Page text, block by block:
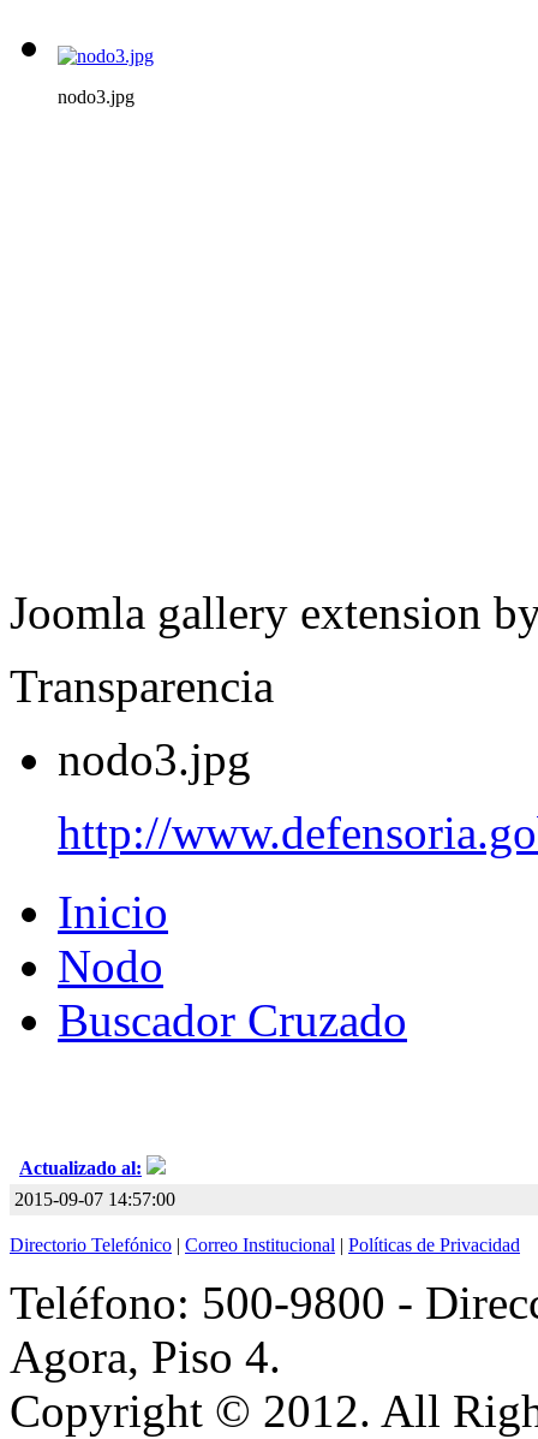
nodo3.jpg
Joomla gallery extension
Transparencia
nodo3.jpg
http://
Inicio
Nodo
Buscador Cruzado
Actualizado al:
2015-09-07 14:57:00
Directorio Telefónico | Correo Institucional | Políticas de Privacidad
Teléfono: 500-9800 -
Agora, Piso 4.
Copyright © 2012. All